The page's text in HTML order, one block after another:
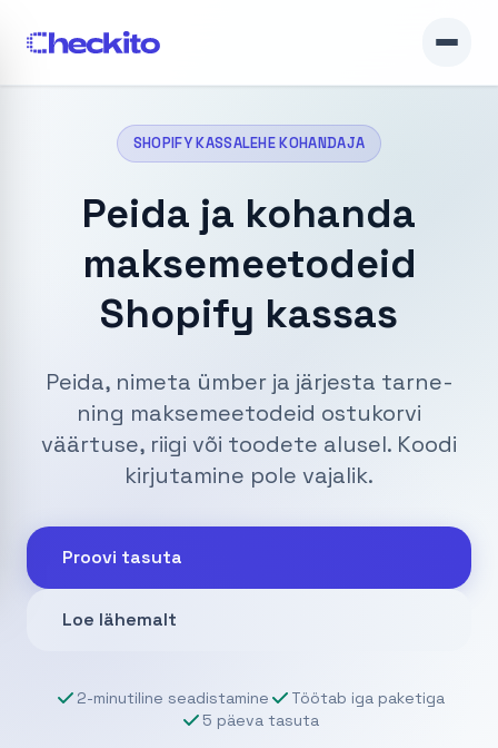
SHOPIFY KASSALEHE KOHANDAJA
Peida ja kohanda
maksemeetodeid
Shopify kassas
Peida, nimeta ümber ja järjesta tarne-
ning maksemeetodeid ostukorvi
väärtuse, riigi või toodete alusel. Koodi
kirjutamine pole vajalik.
Proovi tasuta
Loe lähemalt
2-minutiline seadistamine
Töötab iga paketiga
5 päeva tasuta